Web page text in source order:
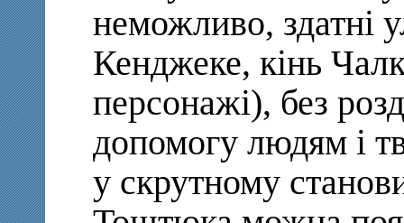
неможливо, здатні
Кенджеке, кінь
персонажі), без
допомогу людям і
у скрутному